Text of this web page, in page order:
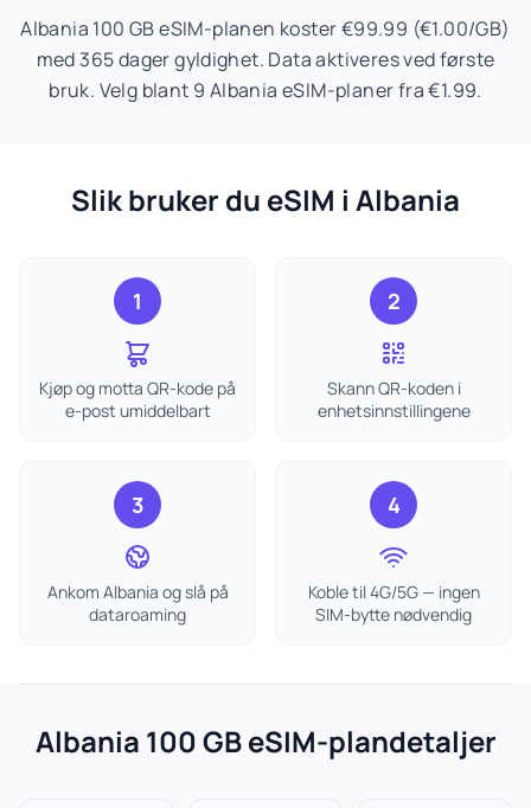
Albania 100 GB eSIM-planen koster €99.99 (€1.00/GB)
med 365 dager gyldighet. Data aktiveres ved første
bruk. Velg blant 9 Albania eSIM-planer fra €1.99.
Slik bruker du eSIM i Albania
1
Kjøp og motta QR-kode på
e-post umiddelbart
2
Skann QR-koden i
enhetsinnstillingene
3
Ankom Albania og slå på
dataroaming
4
Koble til 4G/5G — ingen
SIM-bytte nødvendig
Albania 100 GB eSIM-plandetaljer